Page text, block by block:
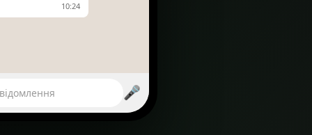
10:24
🎤